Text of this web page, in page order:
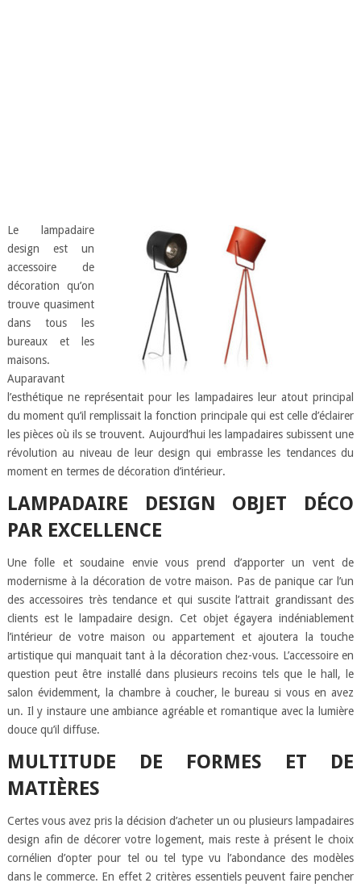
Le lampadaire
design est un
accessoire de
décoration qu’on
trouve quasiment
dans tous les
bureaux et les
maisons.
Auparavant
l’esthétique ne représentait pour les lampadaires leur atout principal
du moment qu’il remplissait la fonction principale qui est celle d’éclairer
les pièces où ils se trouvent. Aujourd’hui les lampadaires subissent une
révolution au niveau de leur design qui embrasse les tendances du
moment en termes de décoration d’intérieur.
LAMPADAIRE DESIGN OBJET DÉCO
PAR EXCELLENCE
Une folle et soudaine envie vous prend d’apporter un vent de
modernisme à la décoration de votre maison. Pas de panique car l’un
des accessoires très tendance et qui suscite l’attrait grandissant des
clients est le lampadaire design. Cet objet égayera indéniablement
l’intérieur de votre maison ou appartement et ajoutera la touche
artistique qui manquait tant à la décoration chez-vous. L’accessoire en
question peut être installé dans plusieurs recoins tels que le hall, le
salon évidemment, la chambre à coucher, le bureau si vous en avez
un. Il y instaure une ambiance agréable et romantique avec la lumière
douce qu’il diffuse.
MULTITUDE DE FORMES ET DE
MATIÈRES
Certes vous avez pris la décision d’acheter un ou plusieurs lampadaires
design afin de décorer votre logement, mais reste à présent le choix
cornélien d’opter pour tel ou tel type vu l’abondance des modèles
dans le commerce. En effet 2 critères essentiels peuvent faire pencher